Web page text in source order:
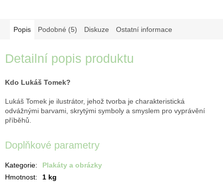
Popis Podobné (5) Diskuze Ostatní informace
Detailní popis produktu
Kdo Lukáš Tomek?
Lukáš Tomek je ilustrátor, jehož tvorba je charakteristická
odvážnými barvami, skrytými symboly a smyslem pro vyprávění
příběhů.
Doplňkové parametry
Kategorie:
Plakáty a obrázky
Hmotnost:
1 kg